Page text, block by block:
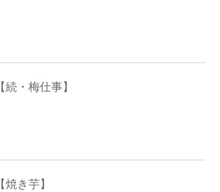
【続・梅仕事】
【焼き芋】